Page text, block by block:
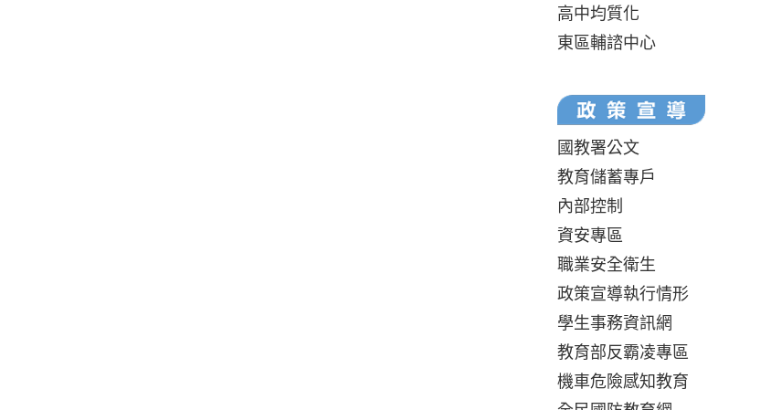
高中均質化
東區輔諮中心
國教署公文
教育儲蓄專戶
內部控制
資安專區
職業安全衛生
政策宣導執行情形
學生事務資訊網
教育部反霸凌專區
機車危險感知教育